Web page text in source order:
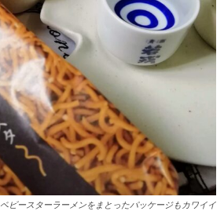
ベビースターラーメンをまとったパッケージもカワイイ